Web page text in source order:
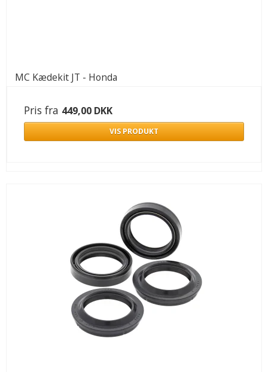
MC Kædekit JT - Honda
Pris fra 449,00 DKK
VIS PRODUKT